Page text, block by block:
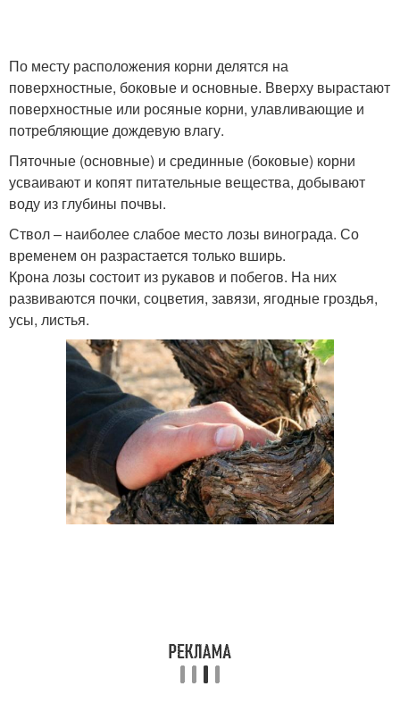
По месту расположения корни делятся на
поверхностные, боковые и основные. Вверху вырастают
поверхностные или росяные корни, улавливающие и
потребляющие дождевую влагу.
Пяточные (основные) и срединные (боковые) корни
усваивают и копят питательные вещества, добывают
воду из глубины почвы.
Ствол – наиболее слабое место лозы винограда. Со
временем он разрастается только вширь.
Крона лозы состоит из рукавов и побегов. На них
развиваются почки, соцветия, завязи, ягодные гроздья,
усы, листья.